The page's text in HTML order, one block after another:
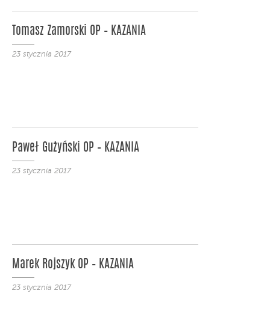
Tomasz Zamorski OP – KAZANIA
23 stycznia 2017
Paweł Gużyński OP – KAZANIA
23 stycznia 2017
Marek Rojszyk OP – KAZANIA
23 stycznia 2017